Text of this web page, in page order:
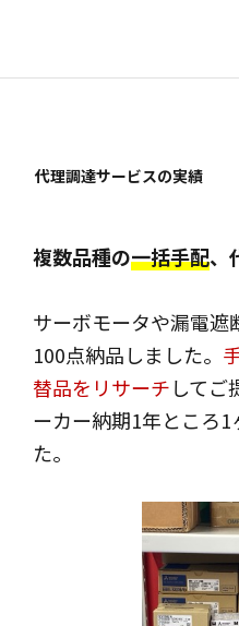
代理調達サービスの実績
複数品種の一括手配、
サーボモータや漏電遮
100点納品しました。
替品をリサーチしてご
ーカー納期1年ところ
た。